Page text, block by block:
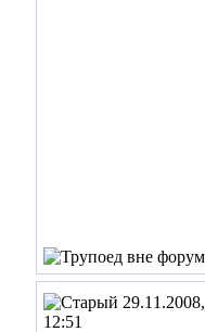
29.11.2008,
12:51